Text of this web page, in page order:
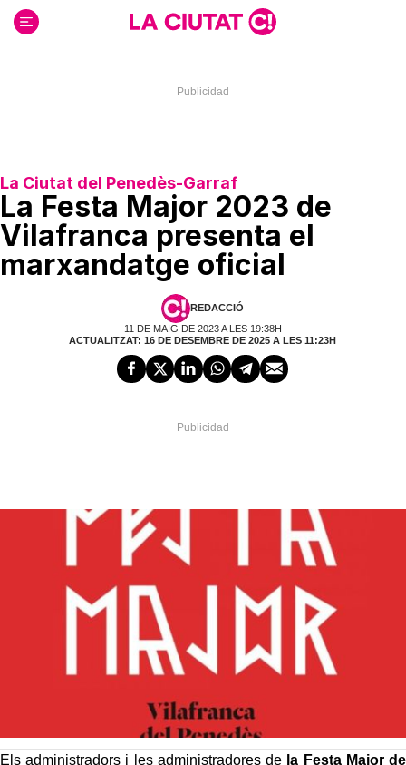
contenido
La Ciutat del Penedès-Garraf
La Festa Major 2023 de
Vilafranca presenta el
marxandatge oficial
REDACCIÓ
11 DE MAIG DE 2023 A LES 19:38H
ACTUALITZAT: 16 DE DESEMBRE DE 2025 A LES 11:23H
Els administradors i les administradores de la Festa Major de